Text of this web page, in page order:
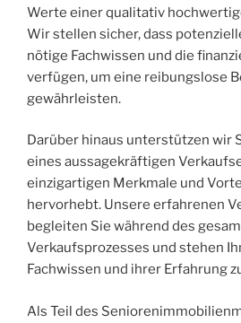
Werte einer qualitativ
Wir stellen sicher, dass
nötige Fachwissen und die
verfügen, um eine reibungslose
gewährleisten.
Darüber hinaus unterstützen wir
eines aussagekräftigen
einzigartigen Merkmale und
hervorhebt. Unsere erfahrenen
begleiten Sie während des
Verkaufsprozesses und stehen
Fachwissen und ihrer Erfahrung
Als Teil des